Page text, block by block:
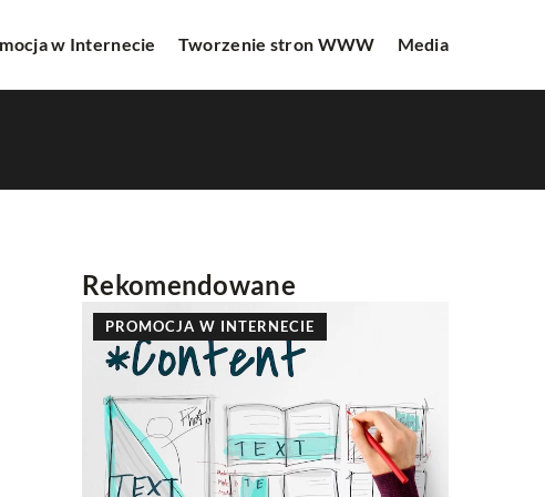
w Internecie Tworzenie stron WWW Media
Rekomendowane
INNE